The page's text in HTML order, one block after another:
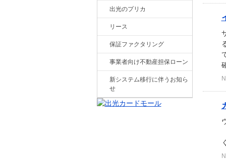
出光のプリカ
リース
保証ファクタリング
事業者向け不動産担保ローン
新システム移行に伴うお知ら
せ